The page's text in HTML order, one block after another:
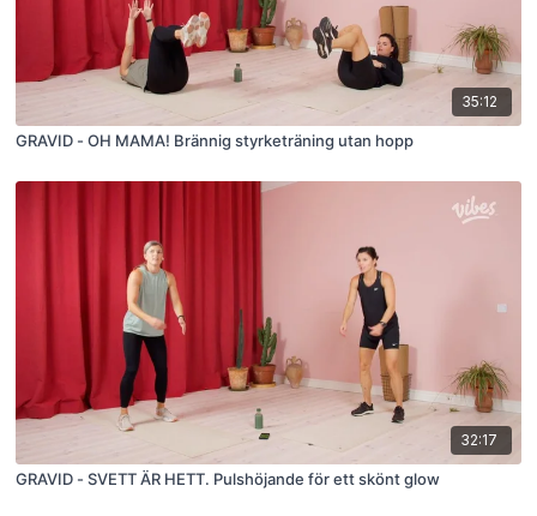
35:12
GRAVID - OH MAMA! Brännig styrketräning utan hopp
32:17
GRAVID - SVETT ÄR HETT. Pulshöjande för ett skönt glow